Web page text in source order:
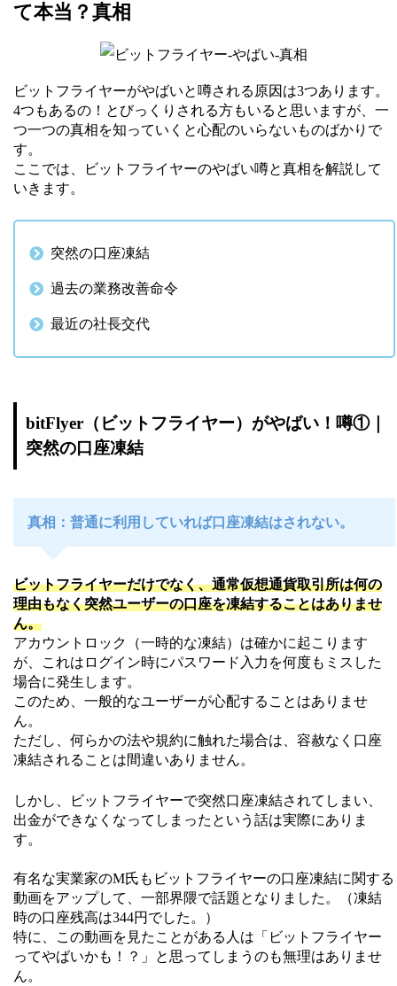
て本当？真相
ビットフライヤーがやばいと噂される原因は3つあります。
4つもあるの！とびっくりされる方もいると思いますが、一
つ一つの真相を知っていくと心配のいらないものばかりで
す。
ここでは、ビットフライヤーのやばい噂と真相を解説して
いきます。
突然の口座凍結
過去の業務改善命令
最近の社長交代
bitFlyer（ビットフライヤー）がやばい！噂①｜
突然の口座凍結
真相：普通に利用していれば口座凍結はされない。
ビットフライヤーだけでなく、通常仮想通貨取引所は何の
理由もなく突然ユーザーの口座を凍結することはありませ
ん。
アカウントロック（一時的な凍結）は確かに起こります
が、これはログイン時にパスワード入力を何度もミスした
場合に発生します。
このため、一般的なユーザーが心配することはありませ
ん。
ただし、何らかの法や規約に触れた場合は、容赦なく口座
凍結されることは間違いありません。
しかし、ビットフライヤーで突然口座凍結されてしまい、
出金ができなくなってしまったという話は実際にありま
す。
有名な実業家のM氏もビットフライヤーの口座凍結に関する
動画をアップして、一部界隈で話題となりました。（凍結
時の口座残高は344円でした。）
特に、この動画を見たことがある人は「ビットフライヤー
ってやばいかも！？」と思ってしまうのも無理はありませ
ん。